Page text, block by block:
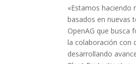
«Estamos haciendo
basados en nuevas
OpenAG que busca
la colaboración con
desarrollando